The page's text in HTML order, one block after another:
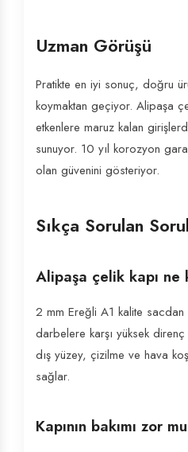
Uzman Görüşü
Pratikte en iyi sonuç, doğru
koymaktan geçiyor. Alipaşa
etkenlere maruz kalan
sunuyor. 10 yıl korozyon
olan güvenini gösteriyor.
Sıkça Sorulan
Alipaşa çelik kapı ne
2 mm Ereğli A1 kalite sacdan
darbelere karşı yüksek
dış yüzey, çizilme ve hava
sağlar.
Kapının bakımı zor